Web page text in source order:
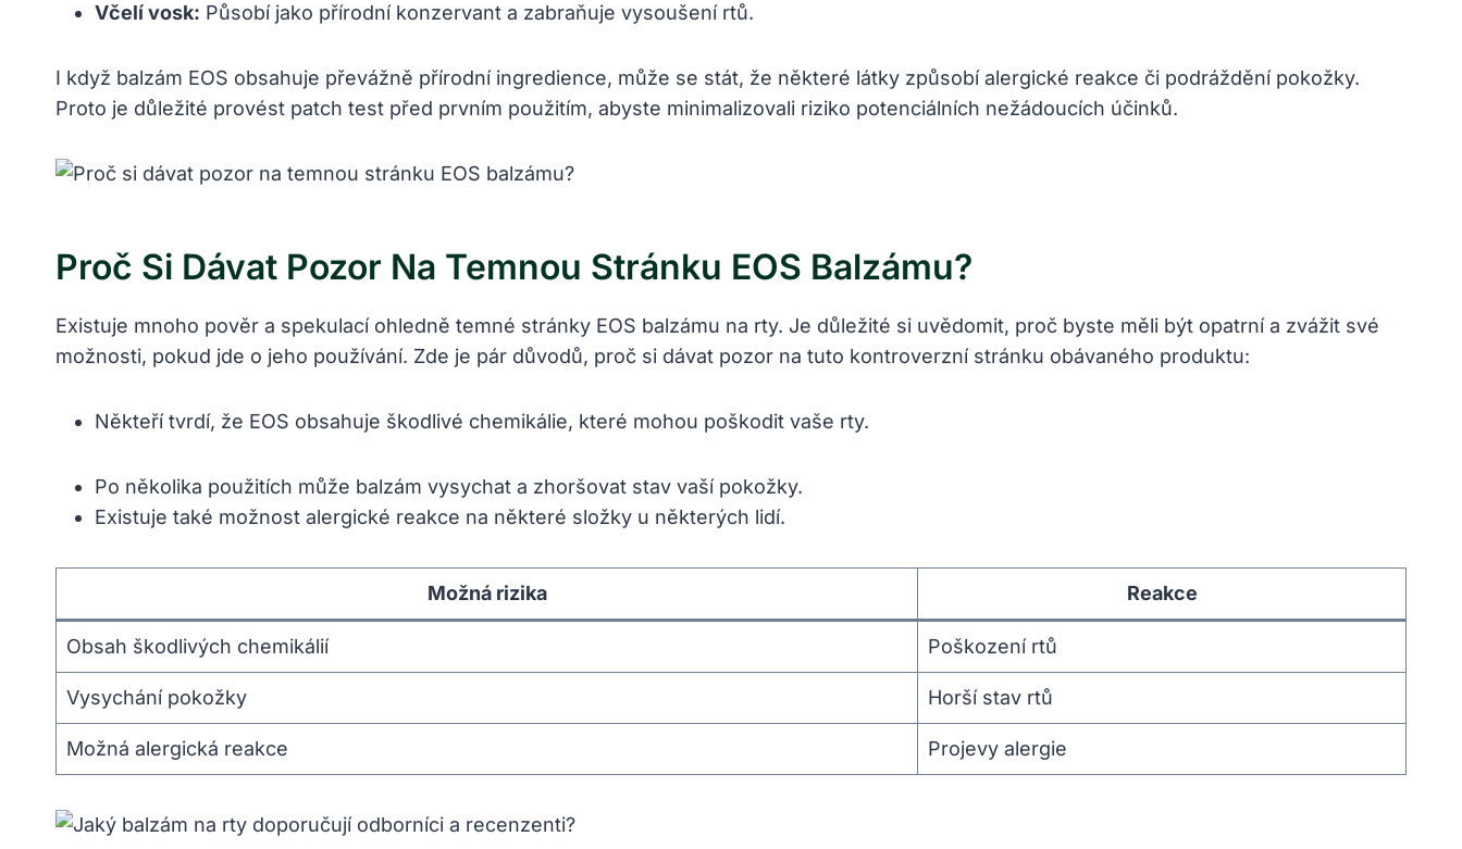
Včelí vosk: Působí jako přírodní konzervant a zabraňuje vysoušení rtů.
I když balzám EOS obsahuje převážně přírodní ingredience, může se stát, že některé látky způsobí alergické reakce či podráždění pokožky.
Proto je důležité provést patch test před prvním použitím, abyste minimalizovali riziko potenciálních nežádoucích účinků.
Proč Si Dávat Pozor Na Temnou Stránku EOS Balzámu?
Existuje mnoho pověr a spekulací ohledně temné stránky EOS balzámu na rty. Je důležité si uvědomit, proč byste měli být opatrní a zvážit své
možnosti, pokud jde o jeho používání. Zde je pár důvodů, proč si dávat pozor na tuto kontroverzní stránku obávaného produktu:
Někteří tvrdí, že EOS obsahuje škodlivé chemikálie, které mohou poškodit vaše rty.
Po několika použitích může balzám vysychat a zhoršovat stav vaší pokožky.
Existuje také možnost alergické reakce na některé složky u některých lidí.
Možná rizika Reakce
Obsah škodlivých chemikálií Poškození rtů
Vysychání pokožky Horší stav rtů
Možná alergická reakce Projevy alergie